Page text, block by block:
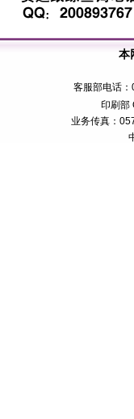
本
客服部电话
印刷部
业务传真：